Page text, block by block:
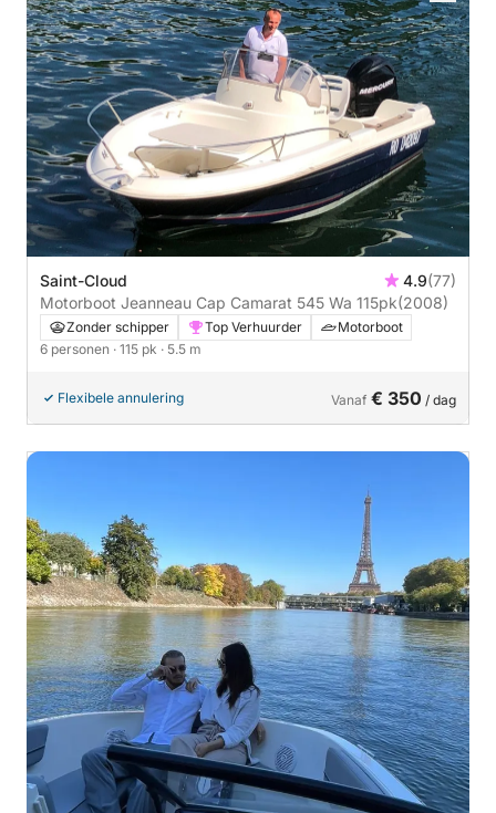
Saint-Cloud 4.9(77)
Motorboot Jeanneau Cap Camarat 545 Wa 115pk(2008)
Zonder schipper Top Verhuurder
Motorboot
6 personen · 115 pk · 5.5 m
Flexibele annulering Vanaf € 350 / dag